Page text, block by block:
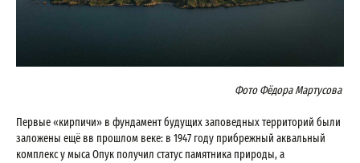
Фото Фёдора Мартусова
Первые «кирпичи» в фундамент будущих заповедных территорий были
заложены ещё вв прошлом веке: в 1947 году прибрежный аквальный
комплекс у мыса Опук получил статус памятника природы, а